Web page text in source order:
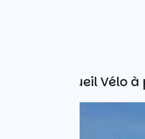
Autres Accueil Vélo